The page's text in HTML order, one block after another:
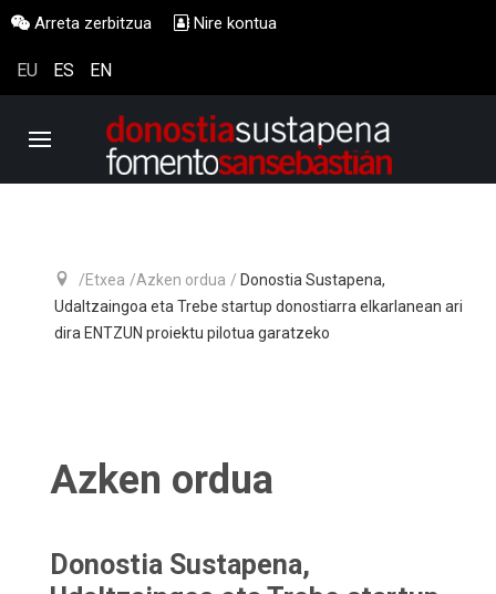
Arreta zerbitzua Nire kontua
EU ES EN
Etxea Azken ordua
Donostia Sustapena,
Udaltzaingoa eta Trebe startup donostiarra elkarlanean ari
dira ENTZUN proiektu pilotua garatzeko
Azken ordua
Donostia Sustapena,